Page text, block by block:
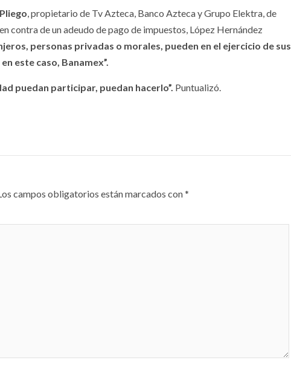
, propietario de Tv Azteca, Banco Azteca y Grupo Elektra, de
contra de un adeudo de pago de impuestos, López Hernández
personas privadas o morales, pueden en el ejercicio de sus
este caso, Banamex”.
puedan participar, puedan hacerlo”. Puntualizó.
campos obligatorios están marcados con*